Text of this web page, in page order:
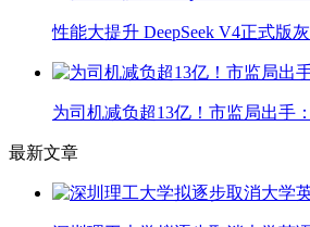
性能大提升 DeepSeek V4正式版
为司机减负超13亿！市监局出手
最新文章